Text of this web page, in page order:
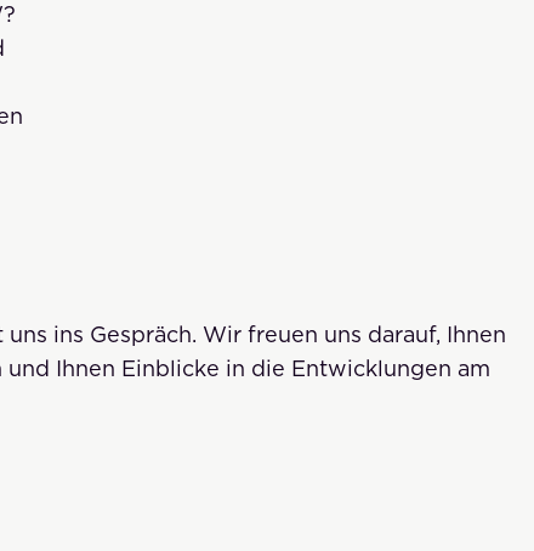
ins Gespräch. Wir freuen uns darauf, Ihnen
Ihnen Einblicke in die Entwicklungen am